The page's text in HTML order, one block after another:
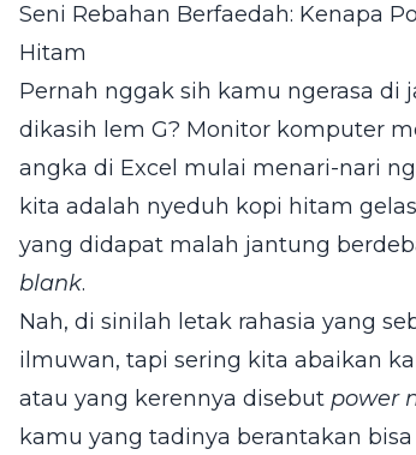
Seni Rebahan Berfaedah: Kenapa
Hitam
Pernah nggak sih kamu ngerasa di
dikasih lem G? Monitor komputer
angka di Excel mulai menari-nari
kita adalah nyeduh kopi hitam
yang didapat malah jantung
blank.
Nah, di sinilah letak rahasia yang
ilmuwan, tapi sering kita abaikan
atau yang kerennya disebut power
kamu yang tadinya berantakan